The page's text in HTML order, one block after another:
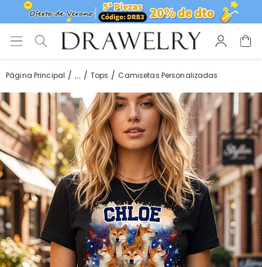
Página Principal ... Tops Camisetas Personalizadas